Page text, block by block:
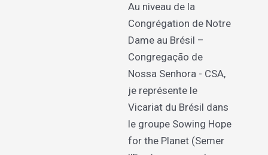
Au niveau de la
Congrégation de Notre
Dame au Brésil –
Congregação de
Nossa Senhora - CSA,
je représente le
Vicariat du Brésil dans
le groupe Sowing Hope
for the Planet (Semer